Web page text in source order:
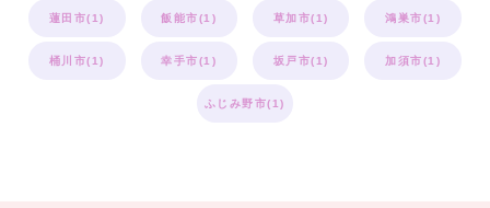
蓮田市(1) 飯能市(1) 草加市(1) 鴻巣市(1)
桶川市(1) 幸手市(1) 坂戸市(1) 加須市(1)
ふじみ野市(1)